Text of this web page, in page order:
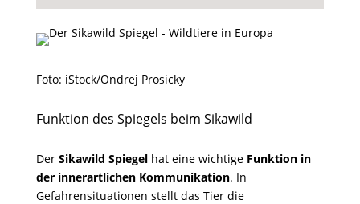
Foto: iStock/Ondrej Prosicky
Funktion des Spiegels beim Sikawild
Der Sikawild Spiegelhat eine wichtige Funktion in
der innerartlichen Kommunikation. In
Gefahrensituationen stellt das Tier die